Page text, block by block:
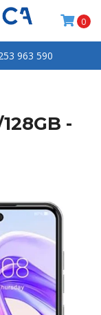
963 590
0
-